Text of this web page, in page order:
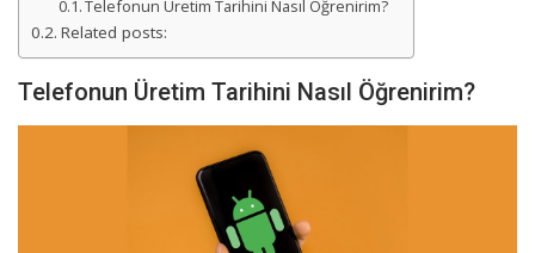
Telefonun Üretim Tarihini Nasıl Öğrenirim?
Related posts:
Telefonun Üretim Tarihini Nasıl Öğrenirim?